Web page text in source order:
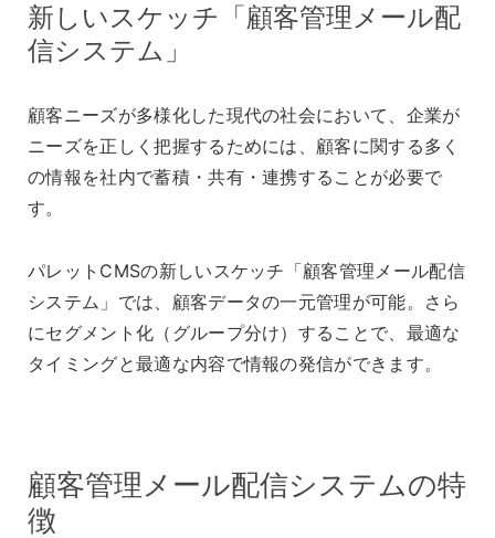
新しいスケッチ「顧客管理メール配
信システム」
顧客ニーズが多様化した現代の社会において、企業が
ニーズを正しく把握するためには、顧客に関する多く
の情報を社内で蓄積・共有・連携することが必要で
す。
パレットCMSの新しいスケッチ「顧客管理メール配信
システム」では、顧客データの一元管理が可能。さら
にセグメント化（グループ分け）することで、最適な
タイミングと最適な内容で情報の発信ができます。
顧客管理メール配信システムの特
徴